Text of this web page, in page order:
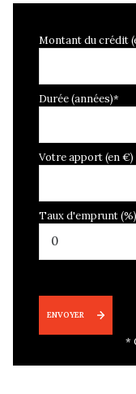
Montant du crédit
Durée (années)*
Votre apport (en €)
Taux d'emprunt
ENVOYER
*